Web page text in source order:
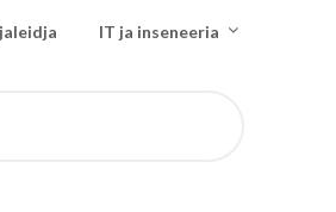
IT ja inseneeria